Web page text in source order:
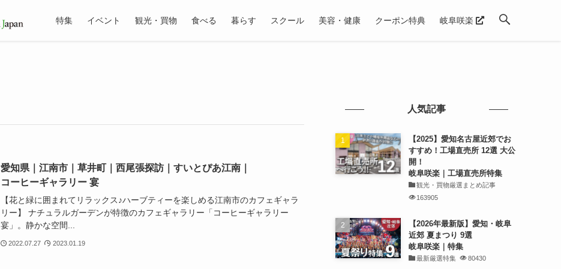
特集 イベント 観光・買物 食べる 暮らす スクール 美容・健康 クーポン特典 岐阜咲楽
愛知県｜江南市｜草井町｜西尾張探訪｜すいとぴあ江南｜
コーヒーギャラリー 宴
【花と緑に囲まれてリラックス♪ハーブティーを楽しめる江南市のカフェギャラ
リー】 ナチュラルガーデンが特徴のカフェギャラリー「コーヒーギャラリー
宴」。静かな空間...
2022.07.27 2023.01.19
人気記事
【2025】愛知名古屋近郊でお
すすめ！工場直売所 12選 大公
開！
岐阜咲楽｜工場直売所特集
観光・買物厳選まとめ記事
163905
【2026年最新版】愛知・岐阜
近郊 夏まつり 9選
岐阜咲楽｜特集
最新厳選特集 80430